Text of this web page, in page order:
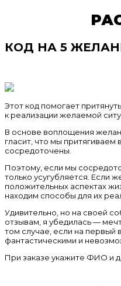
КОД НА 5
Этот код помогает
к реализации желаемой
В основе воплощения
гласит, что мы притягиваем
сосредоточены.
Поэтому, если мы
только усугубляется. Если
положительных аспектах
находим способы для их
Удивительно, но на своей
отзывам, я убедилась —
том случае, если на первый
фантастическими и
При заказе укажите ФИО и